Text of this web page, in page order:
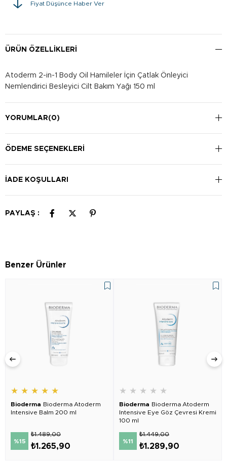
Fiyat Düşünce Haber Ver
ÜRÜN ÖZELLIKLERI
Atoderm 2-in-1 Body Oil Hamileler İçin Çatlak Önleyici
Nemlendirici Besleyici Cilt Bakım Yağı 150 ml
YORUMLAR(0)
ÖDEME SEÇENEKLERI
İADE KOŞULLARI
PAYLAŞ :
Benzer Ürünler
★ ★ ★ ★ ★
Bioderma Bioderma Atoderm
Intensive Balm 200 ml
%15
₺1.265,90
₺1.489,00
★ ★ ★ ★ ★
Bioderma Bioderma Atoderm
Intensive Eye Göz Çevresi Kremi
100 ml
%11
₺1.289,90
₺1.449,00